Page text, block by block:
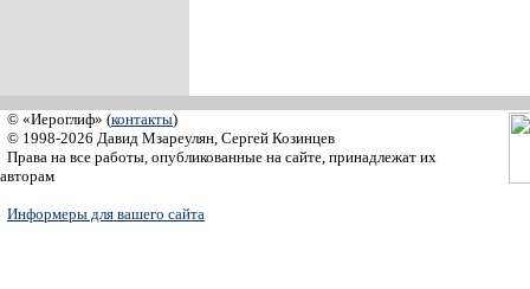
© «Иероглиф» (контакты)
© 1998-2026 Давид Мзареулян, Сергей Козинцев
Права на все работы, опубликованные на сайте, принадлежат их
авторам
Информеры для вашего сайта